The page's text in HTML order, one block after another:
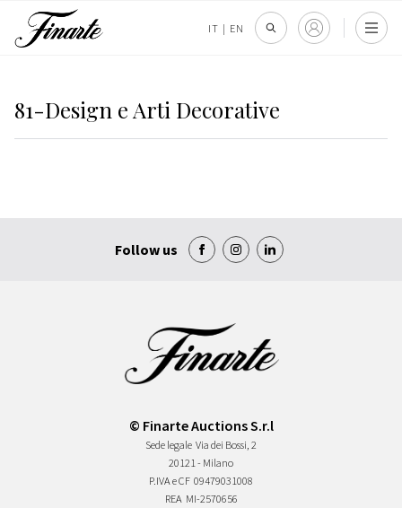
IT | EN
81-Design e Arti Decorative
Follow us
© Finarte Auctions S.r.l
Sede legale Via dei Bossi, 2
20121 - Milano
P.IVA e CF 09479031008
REA MI-2570656